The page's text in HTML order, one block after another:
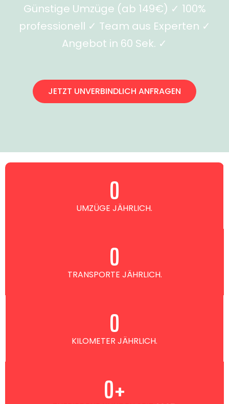
Günstige Umzüge (ab 149€) ✓ 100%
professionell ✓ Team aus Experten ✓
Angebot in 60 Sek. ✓
JETZT UNVERBINDLICH ANFRAGEN
UMZÜGE JÄHRLICH.
0
TRANSPORTE JÄHRLICH.
0
KILOMETER JÄHRLICH.
0
0+